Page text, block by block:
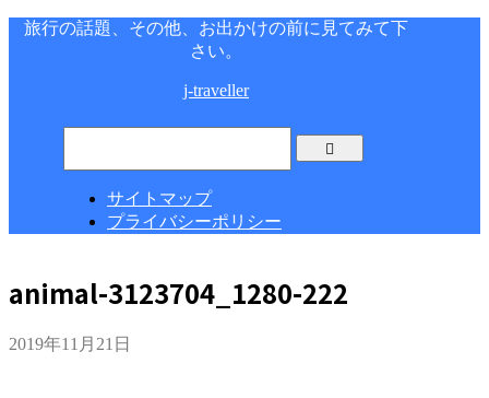
旅行の話題、その他、お出かけの前に見てみて下
さい。
j-traveller
サイトマップ
プライバシーポリシー
animal-3123704_1280-222
2019年11月21日